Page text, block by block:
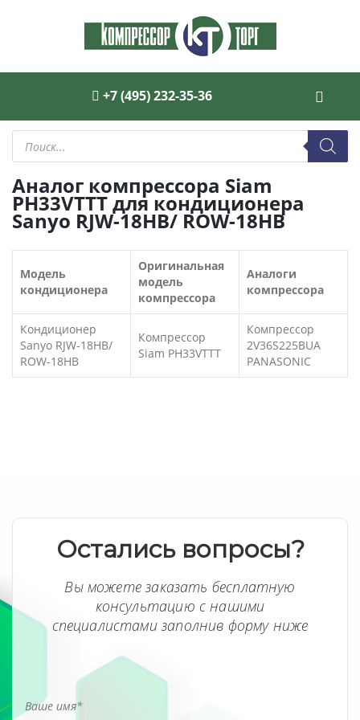
+7 (495) 232-35-36
Поиск
товаров
Аналог компрессора Siam
PH33VTTT для кондиционера
Sanyo RJW-18HB/ ROW-18HB
Модель
кондиционера
Оригинальная
модель
компрессора
Аналоги
компрессора
Кондиционер
Sanyo RJW-18HB/
ROW-18HB
Компрессор
Siam PH33VTTT
Компрессор
2V36S225BUA
PANASONIC
Остались вопросы?
Вы можете заказать бесплатную
консультацию с нашими
специалистами заполнив форму ниже